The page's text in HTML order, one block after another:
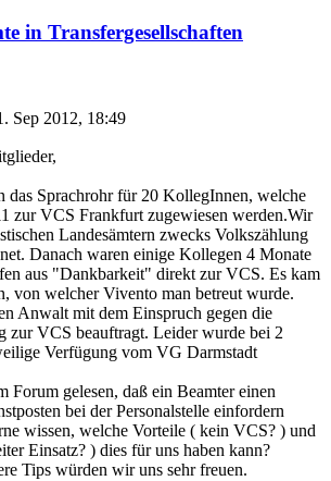
in Transfergesellschaften
Sep 2012, 18:49
das Sprachrohr für 20 KollegInnen, welche
zur VCS Frankfurt zugewiesen werden.Wir
Landesämtern zwecks Volkszählung
Danach waren einige Kollegen 4 Monate
aus "Dankbarkeit" direkt zur VCS. Es kam
von welcher Vivento man betreut wurde.
Anwalt mit dem Einspruch gegen die
zur VCS beauftragt. Leider wurde bei 2
Verfügung vom VG Darmstadt
Forum gelesen, daß ein Beamter einen
bei der Personalstelle einfordern
wissen, welche Vorteile ( kein VCS? ) und
Einsatz? ) dies für uns haben kann?
Tips würden wir uns sehr freuen.